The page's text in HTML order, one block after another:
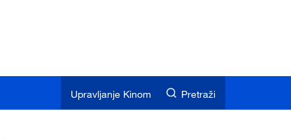
Upravljanje Kinom Pretraži